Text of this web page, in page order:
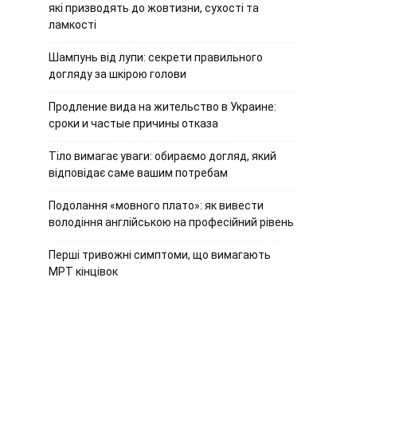
які призводять до жовтизни, сухості та
ламкості
Шампунь від лупи: секрети правильного
догляду за шкірою голови
Продление вида на жительство в Украине:
сроки и частые причины отказа
Тіло вимагає уваги: обираємо догляд, який
відповідає саме вашим потребам
Подолання «мовного плато»: як вивести
володіння англійською на професійний рівень
Перші тривожні симптоми, що вимагають
МРТ кінцівок